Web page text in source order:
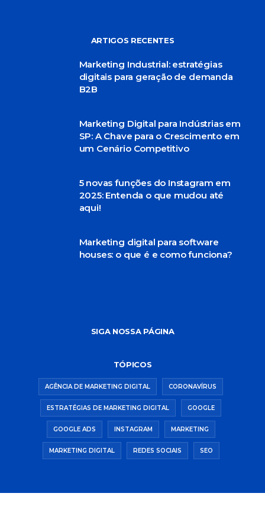
ARTIGOS RECENTES
Marketing Industrial: estratégias
digitais para geração de demanda
B2B
Marketing Digital para Indústrias em
SP: A Chave para o Crescimento em
um Cenário Competitivo
5 novas funções do Instagram em
2025: Entenda o que mudou até
aqui!
Marketing digital para software
houses: o que é e como funciona?
SIGA NOSSA PÁGINA
TÓPICOS
AGÊNCIA DE MARKETING DIGITAL CORONAVÍRUS
ESTRATÉGIAS DE MARKETING DIGITAL GOOGLE
GOOGLE ADS INSTAGRAM MARKETING
MARKETING DIGITAL REDES SOCIAIS SEO